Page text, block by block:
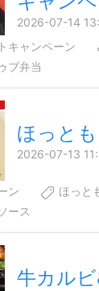
2026-07-14
キャンペーン
ブ弁当
ほっと
2026-07-13
ン
ほっと
ース
牛カル